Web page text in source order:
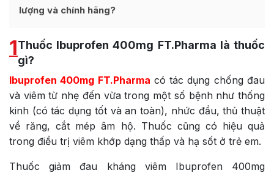
lượng và chính hãng?
1Thuốc Ibuprofen 400mg FT.Pharma là thuốc
gì?
Ibuprofen 400mg FT.Pharma có tác dụng chống đau
và viêm từ nhẹ đến vừa trong một số bệnh như thống
kinh (có tác dụng tốt và an toàn), nhức đầu, thủ thuật
về răng, cắt mép âm hộ. Thuốc cũng có hiệu quả
trong điều trị viêm khớp dạng thấp và hạ sốt ở trẻ em.
Thuốc giảm đau kháng viêm Ibuprofen 400mg